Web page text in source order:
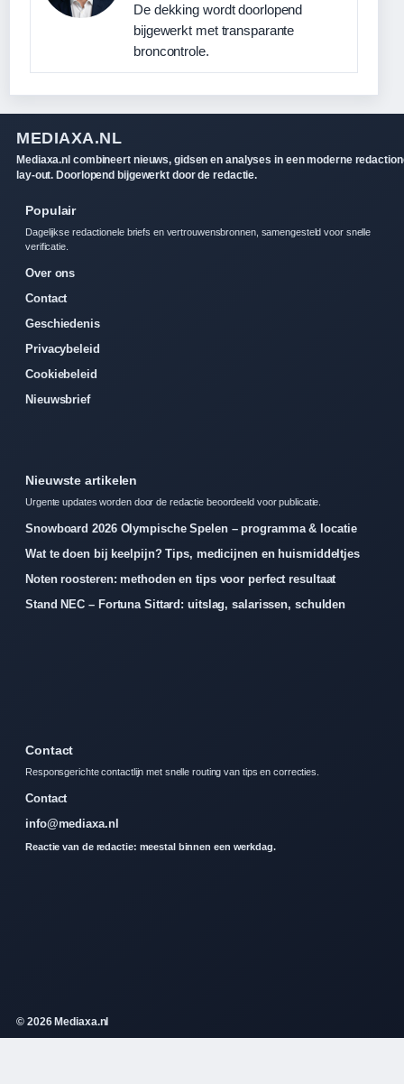
De dekking wordt doorlopend
bijgewerkt met transparante
broncontrole.
MEDIAXA.NL
Mediaxa.nl combineert nieuws, gidsen en analyses in een moderne
lay-out. Doorlopend bijgewerkt door de redactie.
Populair
Dagelijkse redactionele briefs en vertrouwensbronnen, samengesteld voor snelle
verificatie.
Over ons
Contact
Geschiedenis
Privacybeleid
Cookiebeleid
Nieuwsbrief
Nieuwste artikelen
Urgente updates worden door de redactie beoordeeld voor publicatie.
Snowboard 2026 Olympische Spelen – programma & locatie
Wat te doen bij keelpijn? Tips, medicijnen en huismiddeltjes
Noten roosteren: methoden en tips voor perfect resultaat
Stand NEC – Fortuna Sittard: uitslag, salarissen, schulden
Contact
Responsgerichte contactlijn met snelle routing van tips en correcties.
Contact
info@mediaxa.nl
Reactie van de redactie: meestal binnen een werkdag.
© 2026 Mediaxa.nl